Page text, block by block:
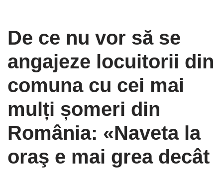
De ce nu vor să se
angajeze locuitorii din
comuna cu cei mai
mulți șomeri din
România: «Naveta la
oraş e mai grea decât